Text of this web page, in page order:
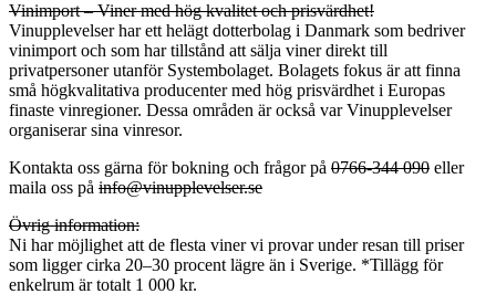
Vinimport – Viner med hög kvalitet och prisvärdhet!
Vinupplevelser har ett helägt dotterbolag i Danmark som bedriver
vinimport och som har tillstånd att sälja viner direkt till
privatpersoner utanför Systembolaget. Bolagets fokus är att finna
små högkvalitativa producenter med hög prisvärdhet i Europas
finaste vinregioner. Dessa områden är också var Vinupplevelser
organiserar sina vinresor.
Kontakta oss gärna för bokning och frågor på 0766-344 090 eller
maila oss på info@vinupplevelser.se
Övrig information:
Ni har möjlighet att de flesta viner vi provar under resan till priser
som ligger cirka 20–30 procent lägre än i Sverige. *Tillägg för
enkelrum är totalt 1 000 kr.